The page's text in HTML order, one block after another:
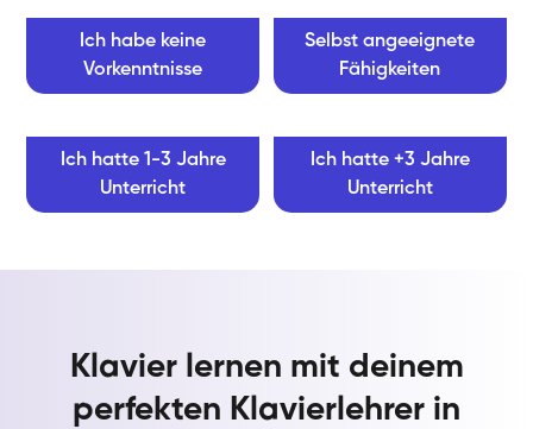
Ich habe keine
Vorkenntnisse
Selbst angeeignete
Fähigkeiten
Ich hatte 1-3 Jahre
Unterricht
Ich hatte +3 Jahre
Unterricht
Klavier lernen mit deinem
perfekten Klavierlehrer in